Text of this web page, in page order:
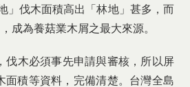
」伐木面積高出「林地」甚多，而
成為養菇業木屑之最大來源。
木必須事先申請與審核，所以屏
積等資料，完備清楚。台灣全島